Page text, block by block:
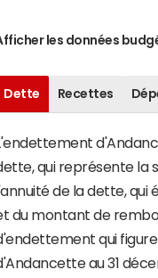
les données
Dette Recettes
qui représente la
de la dette,
du montant de
qui
au 31